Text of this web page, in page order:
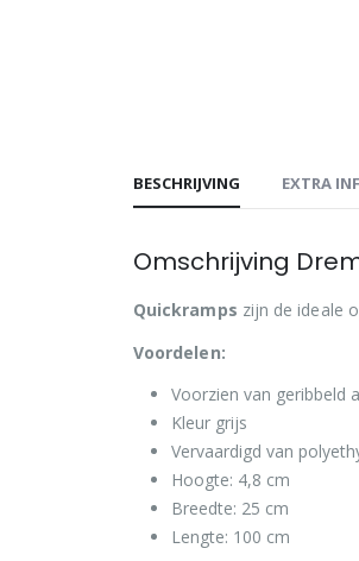
BESCHRIJVING EXTRA
Omschrijving
Quickramps zijn de ideale
Voordelen:
Voorzien van geribbeld
Kleur grijs
Vervaardigd van
Hoogte: 4,8 cm
Breedte: 25 cm
Lengte: 100 cm